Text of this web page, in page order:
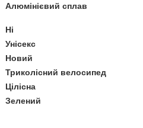
Алюмінієвий сплав
Ні
Унісекс
Новий
Триколісний велосипед
Цілісна
Зелений